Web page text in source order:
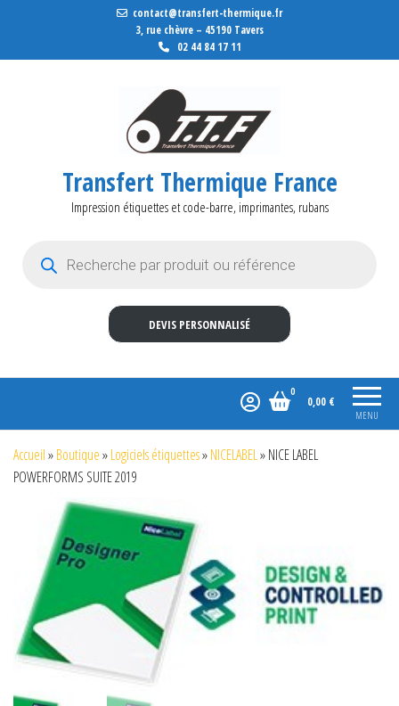
contact@transfert-thermique.fr
3, rue chèvre – 45190 Tavers
02 44 84 17 11
Transfert Thermique France
Impression étiquettes et code-barre, imprimantes, rubans
DEVIS PERSONNALISÉ
MENU
0
0,00 €
Accueil»Boutique»Logiciels étiquettes»NICELABEL»NICE LABEL
POWERFORMS SUITE 2019